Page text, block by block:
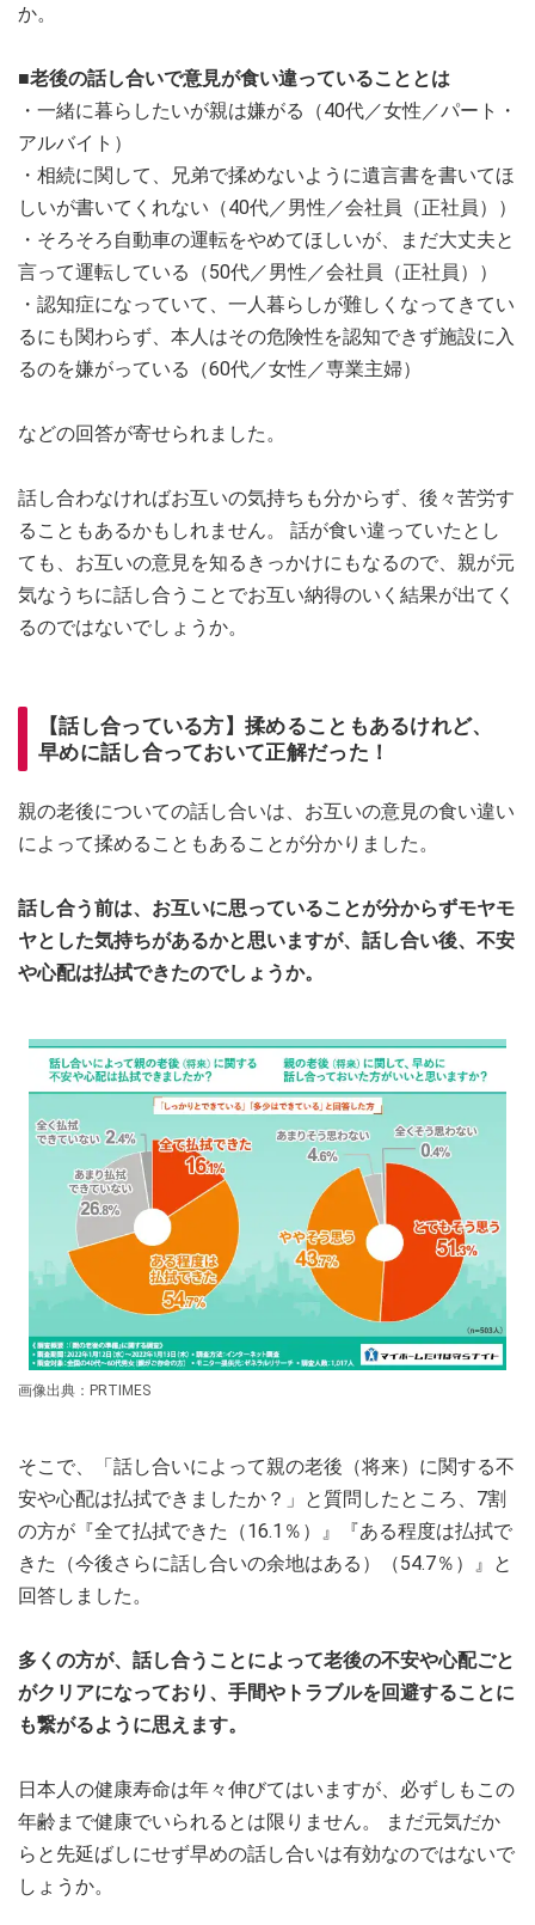
か。
■老後の話し合いで意見が食い違っていることとは
・一緒に暮らしたいが親は嫌がる（40代／女性／パート・
アルバイト）
・相続に関して、兄弟で揉めないように遺言書を書いてほ
しいが書いてくれない（40代／男性／会社員（正社員））
・そろそろ自動車の運転をやめてほしいが、まだ大丈夫と
言って運転している（50代／男性／会社員（正社員））
・認知症になっていて、一人暮らしが難しくなってきてい
るにも関わらず、本人はその危険性を認知できず施設に入
るのを嫌がっている（60代／女性／専業主婦）
などの回答が寄せられました。
話し合わなければお互いの気持ちも分からず、後々苦労す
ることもあるかもしれません。 話が食い違っていたとし
ても、お互いの意見を知るきっかけにもなるので、親が元
気なうちに話し合うことでお互い納得のいく結果が出てく
るのではないでしょうか。
【話し合っている方】揉めることもあるけれど、
早めに話し合っておいて正解だった！
親の老後についての話し合いは、お互いの意見の食い違い
によって揉めることもあることが分かりました。
話し合う前は、お互いに思っていることが分からずモヤモ
ヤとした気持ちがあるかと思いますが、話し合い後、不安
や心配は払拭できたのでしょうか。
画像出典：PRTIMES
そこで、「話し合いによって親の老後（将来）に関する不
安や心配は払拭できましたか？」と質問したところ、7割
の方が『全て払拭できた（16.1％）』『ある程度は払拭で
きた（今後さらに話し合いの余地はある）（54.7％）』と
回答しました。
多くの方が、話し合うことによって老後の不安や心配ごと
がクリアになっており、手間やトラブルを回避することに
も繋がるように思えます。
日本人の健康寿命は年々伸びてはいますが、必ずしもこの
年齢まで健康でいられるとは限りません。 まだ元気だか
らと先延ばしにせず早めの話し合いは有効なのではないで
しょうか。